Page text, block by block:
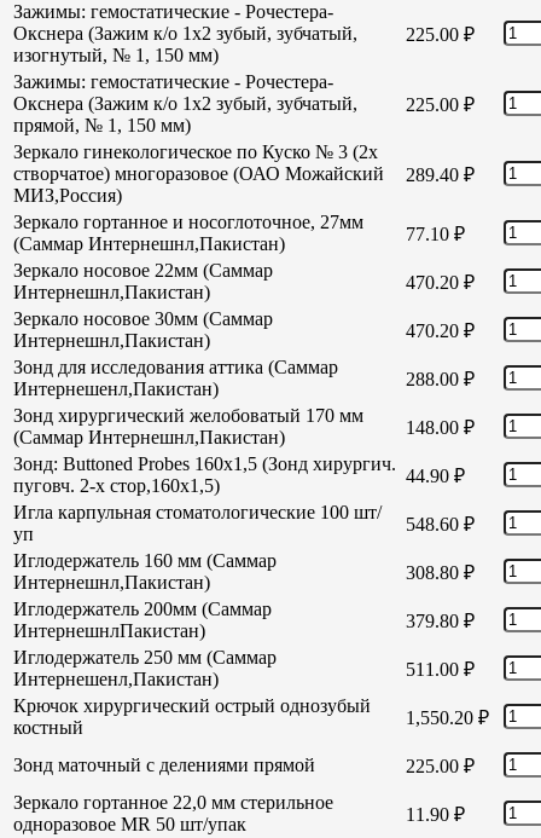
Зажимы: гемостатические - Рочестера-
Окснера (Зажим к/о 1х2 зубый, зубчатый,
изогнутый, № 1, 150 мм)
225.00 ₽
Зажимы: гемостатические - Рочестера-
Окснера (Зажим к/о 1х2 зубый, зубчатый,
прямой, № 1, 150 мм)
225.00 ₽
Зеркало гинекологическое по Куско № 3 (2х
створчатое) многоразовое (ОАО Можайский
МИЗ,Россия)
289.40 ₽
Зеркало гортанное и носоглоточное, 27мм
(Саммар Интернешнл,Пакистан)
77.10 ₽
Зеркало носовое 22мм (Саммар
Интернешнл,Пакистан)
470.20 ₽
Зеркало носовое 30мм (Саммар
Интернешнл,Пакистан)
470.20 ₽
Зонд для исследования аттика (Саммар
Интернешенл,Пакистан)
288.00 ₽
Зонд хирургический желобоватый 170 мм
(Саммар Интернешнл,Пакистан)
148.00 ₽
Зонд: Buttoned Probes 160х1,5 (Зонд хирургич.
пуговч. 2-х стор,160х1,5)
44.90 ₽
Игла карпульная стоматологические 100 шт/
уп
548.60 ₽
Иглодержатель 160 мм (Саммар
Интернешнл,Пакистан)
308.80 ₽
Иглодержатель 200мм (Саммар
ИнтернешнлПакистан)
379.80 ₽
Иглодержатель 250 мм (Саммар
Интернешенл,Пакистан)
511.00 ₽
Крючок хирургический острый однозубый
костный
1,550.20 ₽
Зонд маточный с делениями прямой 225.00 ₽
Зеркало гортанное 22,0 мм стерильное
одноразовое MR 50 шт/упак
11.90 ₽